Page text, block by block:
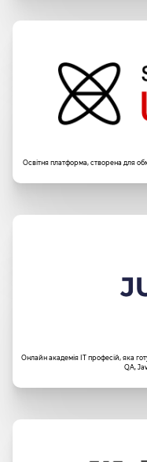
Освітня платформа, створена для
Онлайн академія ІТ професій, яка
QA,